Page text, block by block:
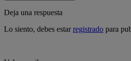
Deja una respuesta
Lo siento, debes estarregistrado para